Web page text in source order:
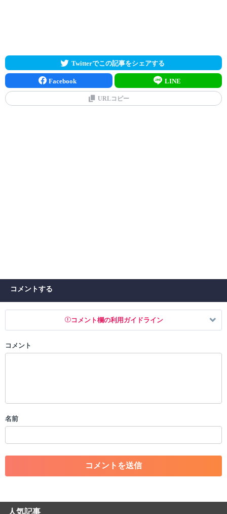
Twitterでこの記事をシェアする
Facebook LINE
URLコピー
コメントする
コメント欄の利用ガイドライン
以下の書き込みを禁止とし、場合によってはコメント削除や書き込み制
・一度削除された投稿を再び投稿すること
・アカウントの売買など金銭が絡む内容の投稿
・各ゲームのネタバレを含む内容の投稿
・その他、管理者が不適切と判断した投稿
コメント
名前
人気記事